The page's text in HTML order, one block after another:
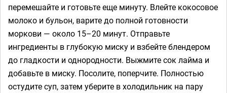
перемешайте и готовьте еще минуту. Влейте кокосовое
молоко и бульон, варите до полной готовности
моркови — около 15–20 минут. Отправьте
ингредиенты в глубокую миску и взбейте блендером
до гладкости и однородности. Выжмите сок лайма и
добавьте в миску. Посолите, поперчите. Полностью
остудите суп, затем уберите в холодильник на пару